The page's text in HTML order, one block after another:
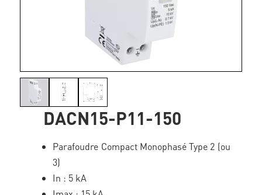
DACN15-P11-150
Parafoudre Compact Monophasé Type 2 (ou
3)
In : 5 kA